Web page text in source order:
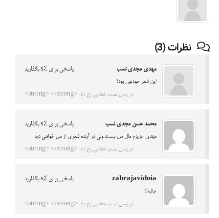
نظرات (3)
مهدی مجدی نسب پاسخی برای %s بگذارید
این شعر خودتون بود؟
در زمان نصب خطایی رخ داد: <strong> </strong>
محمد حسن مجدی نسب پاسخی برای %s بگذارید
مهدی عزیزم مال من نیست ولی در آینده شعری از من خواهی دید
در زمان نصب خطایی رخ داد: <strong> </strong>
zahrajavidnia پاسخی برای %s بگذارید
جالبه!!!
در زمان نصب خطایی رخ داد: <strong> </strong>